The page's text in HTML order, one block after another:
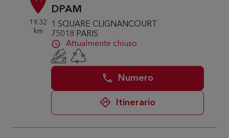
19.32
km
DPAM
1 SQUARE CLIGNANCOURT
75018 PARIS
Attualmente chiuso
Numero
Itinerario